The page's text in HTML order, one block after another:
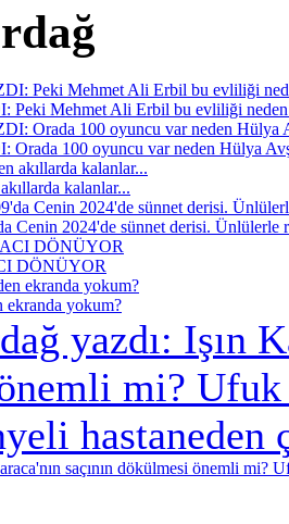
Mehmet Ali Erbil bu evliliği neden
100 oyuncu var neden Hülya
kalanlar...
Cenin 2024'de sünnet derisi.
DÖNÜYOR
ekranda yokum?
saçının dökülmesi önemli mi?